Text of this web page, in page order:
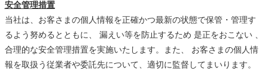
安全管理措置
当社は、お客さまの個人情報を正確かつ最新の状態で保管・管理す
るよう努めるとともに、 漏えい等を防止するため 是正をおこない 、
合理的な安全管理措置を実施いたします。また、 お客さまの個人情
報を取扱う従業者や委託先について、適切に監督してまいります。